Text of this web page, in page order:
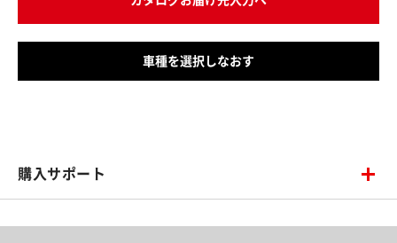
車種を選択しなおす
購入サポート